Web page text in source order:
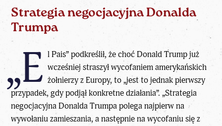
Strategia negocjacyjna Donalda
Trumpa
„E l Pais” podkreślił, że choć Donald Trump już
wcześniej straszył wycofaniem amerykańskich
żołnierzy z Europy, to „jest to jednak pierwszy
przypadek, gdy podjął konkretne działania”. „Strategia
negocjacyjna Donalda Trumpa polega najpierw na
wywołaniu zamieszania, a następnie na wycofaniu się z